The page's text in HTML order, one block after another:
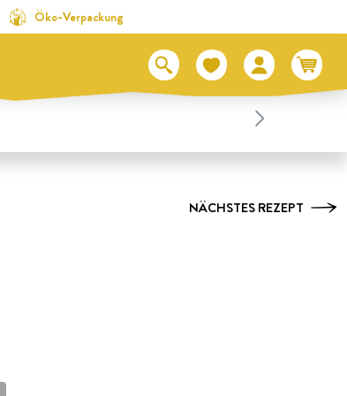
Öko-Verpackung
NÄCHSTES REZEPT